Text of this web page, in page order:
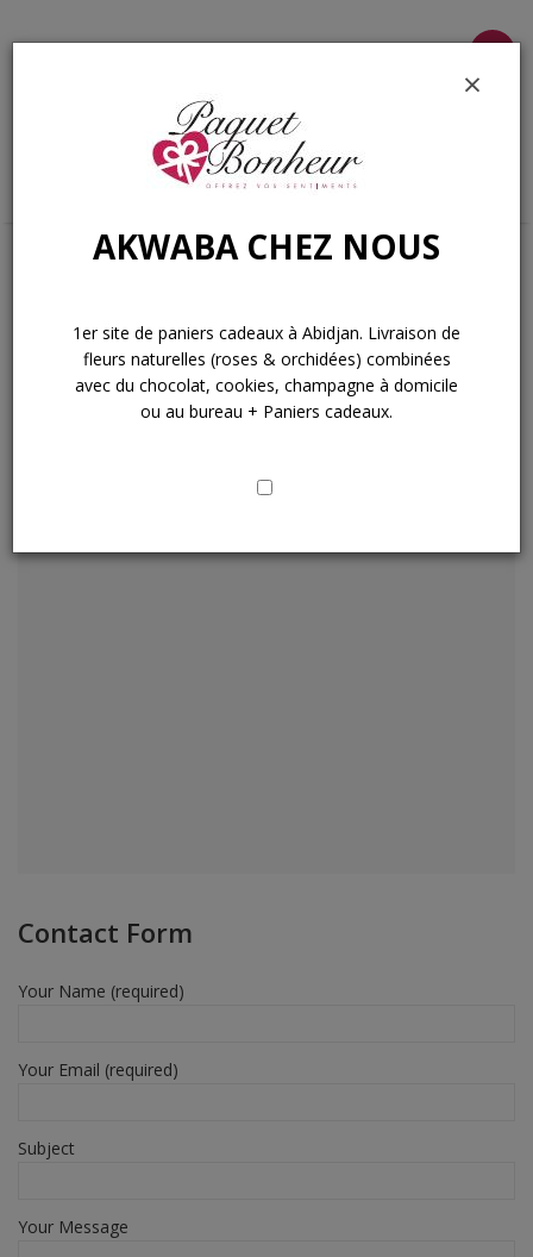
Contact Us
Contact Form
Your Name (required)
Your Email (required)
Subject
Your Message
×
AKWABA CHEZ NOUS
1er site de paniers cadeaux à Abidjan. Livraison de
fleurs naturelles (roses & orchidées) combinées
avec du chocolat, cookies, champagne à domicile
ou au bureau + Paniers cadeaux.